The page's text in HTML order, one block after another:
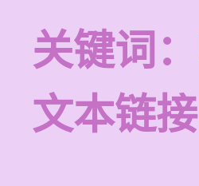
关键词：
文本链接